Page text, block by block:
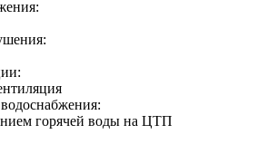
горячей воды на ЦТП